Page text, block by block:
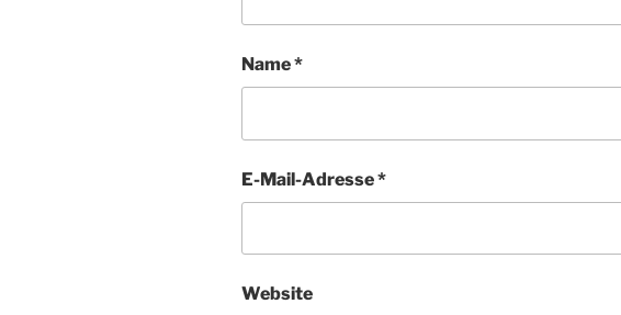
Name*
E-Mail-Adresse*
Website